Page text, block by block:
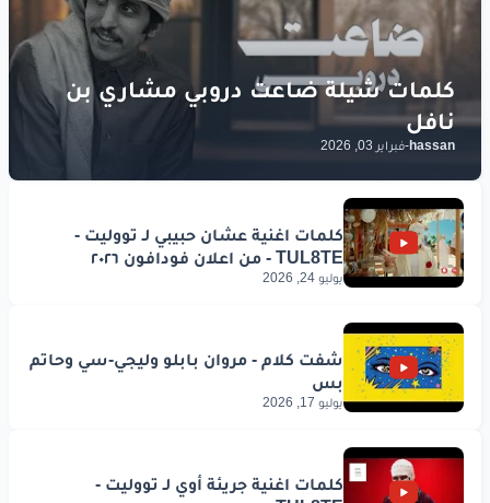
hassan
-فبراير 03, 2026
يوليو 24, 2026
يوليو 17, 2026